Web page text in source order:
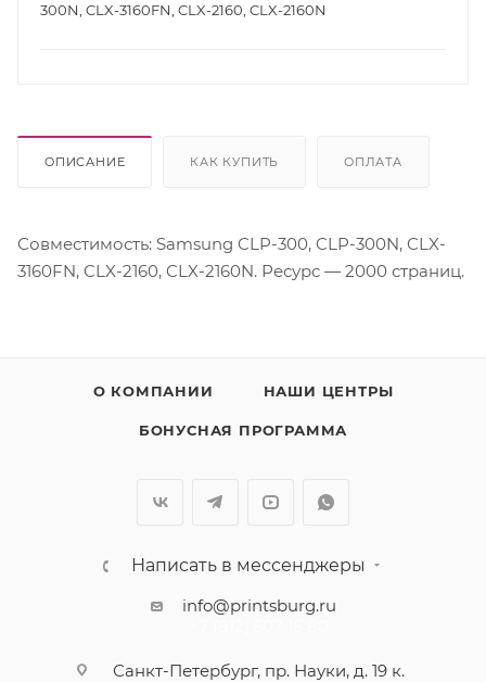
300N, CLX-3160FN, CLX-2160, CLX-2160N
ОПИСАНИЕ КАК КУПИТЬ ОПЛАТА
Совместимость: Samsung CLP-300, CLP-300N, CLX-
3160FN, CLX-2160, CLX-2160N. Ресурс — 2000 страниц.
О КОМПАНИИ НАШИ ЦЕНТРЫ
БОНУСНАЯ ПРОГРАММА
Написать в мессенджеры
info@printsburg.ru
Санкт-Петербург, пр. Науки, д. 19 к.